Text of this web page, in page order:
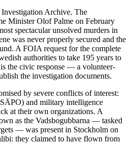
Archive. The
Minister Olof Palme on February
spectacular unsolved murders in
was never properly secured and the
A FOIA request for the complete
authorities to take 195 years to
the civic response — a volunteer-
the investigation documents.
by severe conflicts of interest:
and military intelligence
at their own organizations. A
as the Vadsbogubbarna — tasked
— was present in Stockholm on
they claimed to have flown from